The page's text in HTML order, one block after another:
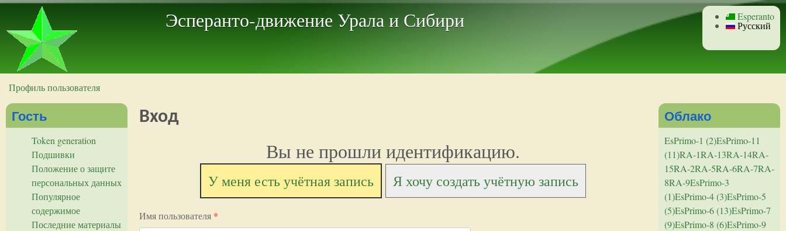
содержанию
Эсперанто-движение Урала и Сибири Esperanto
Русский
Вы здесь
Профиль пользователя
Вход
Вы не прошли идентификацию.
У меня есть учётная запись Я хочу создать учётную запись
Имя пользователя *
Гость
Token generation
Подшивки
Положение о защите
персональных данных
Популярное
содержимое
Последние материалы
Облако
EsPrimo-1 (2)EsPrimo-11
(11)RA-1RA-13RA-14RA-
15RA-2RA-5RA-6RA-7RA-
8RA-9EsPrimo-3
(1)EsPrimo-4 (3)EsPrimo-5
(5)EsPrimo-6 (13)EsPrimo-7
(9)EsPrimo-8 (6)EsPrimo-9